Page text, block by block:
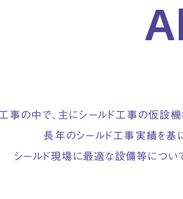
事の中で、 主にシールド工事の仮設
長年のシールド工事実績を基
シールド現場に最適な設備等につい